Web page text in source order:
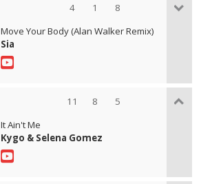
4 1 8
Move Your Body (Alan Walker Remix)
Sia
11 8 5
It Ain't Me
Kygo & Selena Gomez